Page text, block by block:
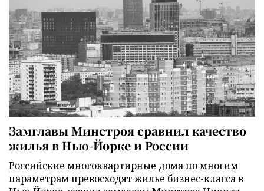
Замглавы Минстроя сравнил качество
жилья в Нью-Йорке и России
Российские многоквартирные дома по многим
параметрам превосходят жилье бизнес-класса в